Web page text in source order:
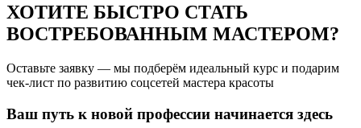
ХОТИТЕ БЫСТРО СТАТЬ
ВОСТРЕБОВАННЫМ МАСТЕРОМ?
Оставьте заявку — мы подберём идеальный курс и подарим
чек-лист по развитию соцсетей мастера красоты
Ваш путь к новой профессии начинается здесь